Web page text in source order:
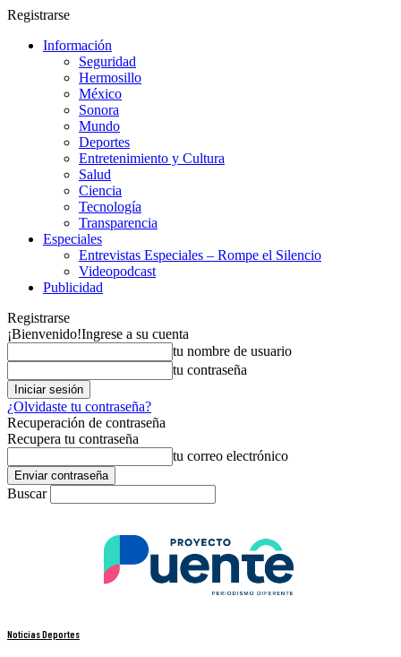
Registrarse
Información
Seguridad
Hermosillo
México
Sonora
Mundo
Deportes
Entretenimiento y Cultura
Salud
Ciencia
Tecnología
Transparencia
Especiales
Entrevistas Especiales – Rompe el Silencio
Videopodcast
Publicidad
Registrarse
¡Bienvenido!Ingrese a su cuenta
tu nombre de usuario
tu contraseña
¿Olvidaste tu contraseña?
Recuperación de contraseña
Recupera tu contraseña
tu correo electrónico
Buscar
Noticias Deportes